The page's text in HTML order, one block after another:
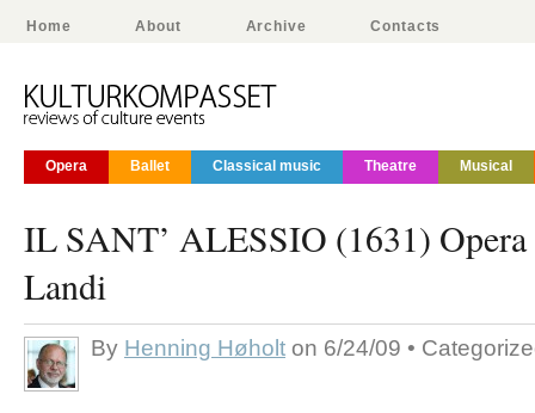
Home About Archive Contacts
Opera Ballet Classical music Theatre Musical
IL SANT’ ALESSIO (1631) Opera
Landi
By Henning Høholt on 6/24/09 •